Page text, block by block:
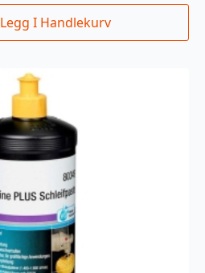
Legg I Handlekurv